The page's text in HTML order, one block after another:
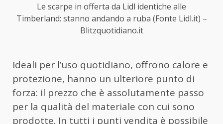
Le scarpe in offerta da Lidl identiche alle
Timberland: stanno andando a ruba (Fonte Lidl.it) –
Blitzquotidiano.it
Ideali per l’uso quotidiano, offrono calore e
protezione, hanno un ulteriore punto di
forza: il prezzo che è assolutamente passo
per la qualità del materiale con cui sono
prodotte. In tutti i punti vendita è possibile